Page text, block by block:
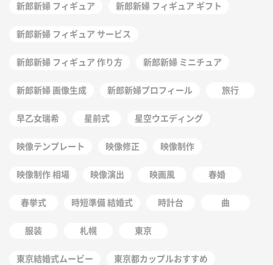
新郎新婦 フィギュア 新郎新婦 フィギュア ギフト
新郎新婦 フィギュア サービス
新郎新婦 フィギュア 作り方 新郎新婦 ミニチュア
新郎新婦 画像生成 新郎新婦プロフィール 旅行
早乙女瑞希 星前式 星空ウエディング
映像テンプレート 映像修正 映像制作
映像制作 相場 映像演出 映画風 春婚
春挙式 時短準備 結婚式 時計台 曲
服装 札幌 東京
東京結婚式ムービー 東京都カップルおすすめ